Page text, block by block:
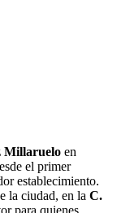
Millaruelo en
el primer
establecimiento.
la ciudad, en la C.
para quienes,